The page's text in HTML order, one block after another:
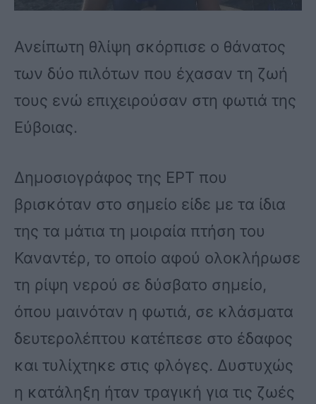
Ανείπωτη θλίψη σκόρπισε ο θάνατος
των δύο πιλότων που έχασαν τη ζωή
τους ενώ επιχειρούσαν στη φωτιά της
Εύβοιας.
Δημοσιογράφος της ΕΡΤ που
βρισκόταν στο σημείο είδε με τα ίδια
της τα μάτια τη μοιραία πτήση του
Καναντέρ, το οποίο αφού ολοκλήρωσε
τη ρίψη νερού σε δύσβατο σημείο,
όπου μαινόταν η φωτιά, σε κλάσματα
δευτερολέπτου κατέπεσε στο έδαφος
και τυλίχτηκε στις φλόγες. Δυστυχώς
η κατάληξη ήταν τραγική για τις ζωές